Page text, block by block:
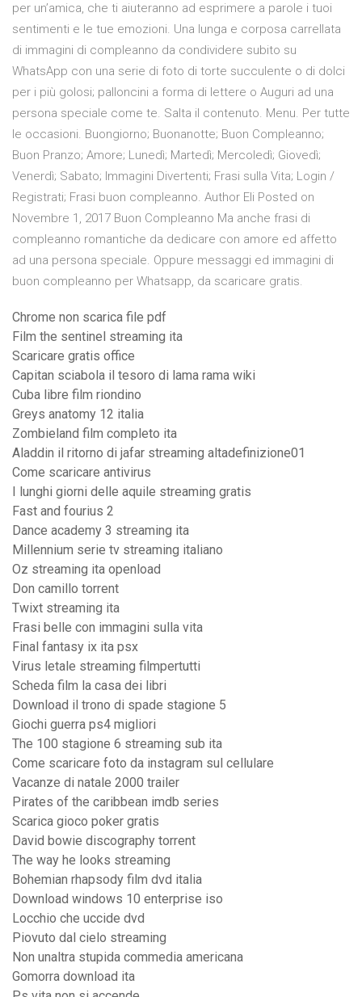
per un’amica, che ti aiuteranno ad esprimere a parole i tuoi
sentimenti e le tue emozioni. Una lunga e corposa carrellata
di immagini di compleanno da condividere subito su
WhatsApp con una serie di foto di torte succulente o di dolci
per i più golosi; palloncini a forma di lettere o Auguri ad una
persona speciale come te. Salta il contenuto. Menu. Per tutte
le occasioni. Buongiorno; Buonanotte; Buon Compleanno;
Buon Pranzo; Amore; Lunedì; Martedì; Mercoledì; Giovedì;
Venerdì; Sabato; Immagini Divertenti; Frasi sulla Vita; Login /
Registrati; Frasi buon compleanno. Author Eli Posted on
Novembre 1, 2017 Buon Compleanno Ma anche frasi di
compleanno romantiche da dedicare con amore ed affetto
ad una persona speciale. Oppure messaggi ed immagini di
buon compleanno per Whatsapp, da scaricare gratis.
Chrome non scarica file pdf
Film the sentinel streaming ita
Scaricare gratis office
Capitan sciabola il tesoro di lama rama wiki
Cuba libre film riondino
Greys anatomy 12 italia
Zombieland film completo ita
Aladdin il ritorno di jafar streaming altadefinizione01
Come scaricare antivirus
I lunghi giorni delle aquile streaming gratis
Fast and fourius 2
Dance academy 3 streaming ita
Millennium serie tv streaming italiano
Oz streaming ita openload
Don camillo torrent
Twixt streaming ita
Frasi belle con immagini sulla vita
Final fantasy ix ita psx
Virus letale streaming filmpertutti
Scheda film la casa dei libri
Download il trono di spade stagione 5
Giochi guerra ps4 migliori
The 100 stagione 6 streaming sub ita
Come scaricare foto da instagram sul cellulare
Vacanze di natale 2000 trailer
Pirates of the caribbean imdb series
Scarica gioco poker gratis
David bowie discography torrent
The way he looks streaming
Bohemian rhapsody film dvd italia
Download windows 10 enterprise iso
Locchio che uccide dvd
Piovuto dal cielo streaming
Non unaltra stupida commedia americana
Gomorra download ita